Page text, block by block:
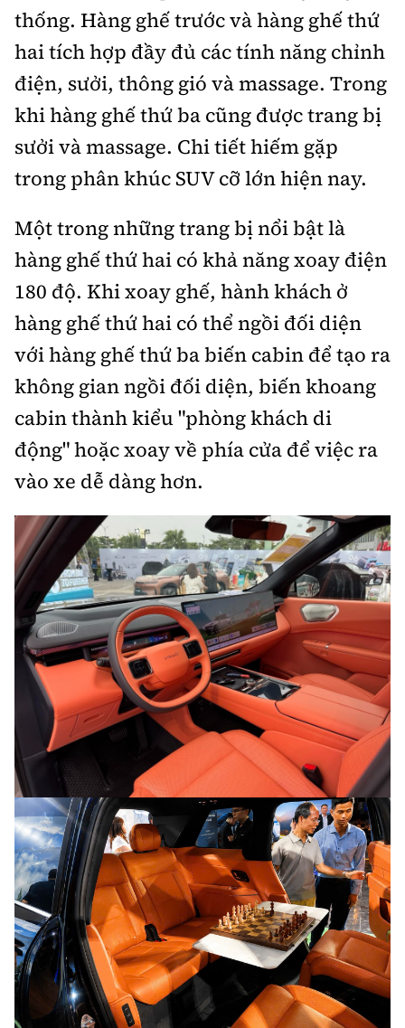
thống. Hàng ghế trước và hàng ghế thứ
hai tích hợp đầy đủ các tính năng chỉnh
điện, sưởi, thông gió và massage. Trong
khi hàng ghế thứ ba cũng được trang bị
sưởi và massage. Chi tiết hiếm gặp
trong phân khúc SUV cỡ lớn hiện nay.
Một trong những trang bị nổi bật là
hàng ghế thứ hai có khả năng xoay điện
180 độ. Khi xoay ghế, hành khách ở
hàng ghế thứ hai có thể ngồi đối diện
với hàng ghế thứ ba biến cabin để tạo ra
không gian ngồi đối diện, biến khoang
cabin thành kiểu "phòng khách di
động" hoặc xoay về phía cửa để việc ra
vào xe dễ dàng hơn.